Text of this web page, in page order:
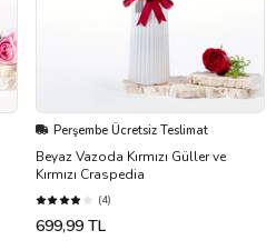
Perşembe Ücretsiz Teslimat
Beyaz Vazoda Kırmızı Güller ve
Kırmızı Craspedia
(4)
699,99 TL